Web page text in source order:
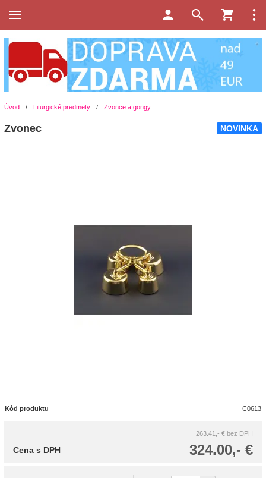
Úvod / Liturgické predmety / Zvonce a gongy
NOVINKA
Zvonec
Kód produktu C0613
263.41,- € bez DPH
324.00,- €
Cena s DPH